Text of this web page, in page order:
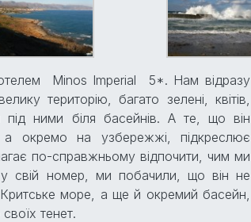
Minos Imperial 5*. Нам відразу
територію, багато зелені, квітів,
ними біля басейнів. А те, що він
окремо на узбережжі, підкреслює
по-справжньому відпочити, чим ми
свій номер, ми побачили, що він не
море, а ще й окремий басейн,
тенет.